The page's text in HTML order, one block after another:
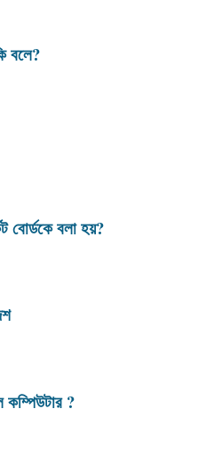
বলে?
বোর্ডকে বলা হয়?
কম্পিউটার ?